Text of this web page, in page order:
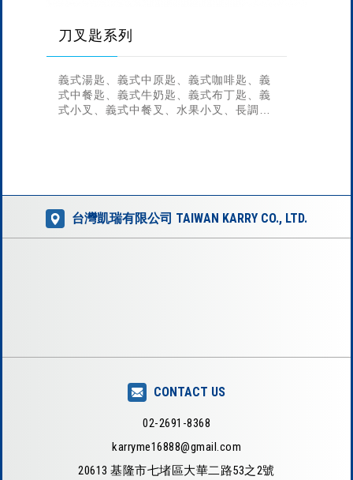
刀叉匙系列
義式湯匙、義式中原匙、義式咖啡匙、義
式中餐匙、義式牛奶匙、義式布丁匙、義
式小叉、義式中餐叉、水果小叉、長調
台灣凱瑞有限公司 TAIWAN KARRY CO., LTD.
CONTACT US
02-2691-8368
karryme16888@gmail.com
20613 基隆市七堵區大華二路53之2號